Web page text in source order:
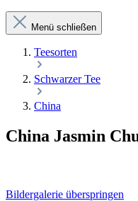
Menü schließen
Teesorten
Schwarzer Tee
China
China Jasmin
Bildergalerie überspringen